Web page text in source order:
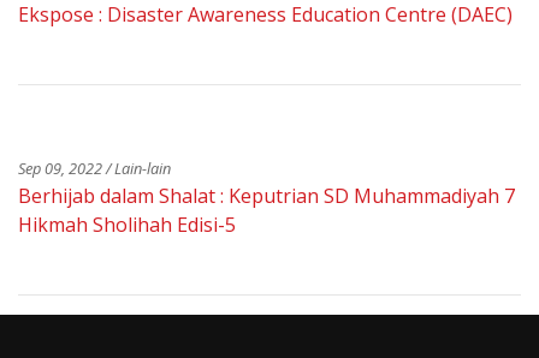
Ekspose : Disaster Awareness Education Centre (DAEC)
Sep 09, 2022 / Lain-lain
Berhijab dalam Shalat : Keputrian SD Muhammadiyah 7
Hikmah Sholihah Edisi-5